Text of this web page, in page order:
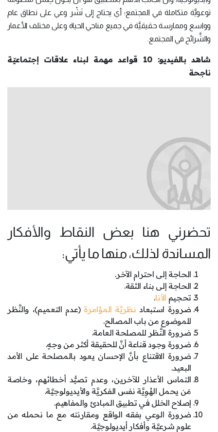
توعويَّة متكاملة في المجتمع؛ أي يحتاج إلى نَشْر وعي على نطاق عام
وواسع وممارسة حقيقيَّة في جميع مناحي الحياة وعلى مختلف الأعمار
والشَّرائح في المجتمع.
شاهد بالفيديو: 10 قواعد مهمة لبناء علاقات إجتماعيّة
ناجحة
تحضرني هنا بعض النقاط والأفكار
المساندة لذلك، منها ما يأتي:
الحاجة إلى احترام الآخر.
الحاجة إلى بناء الثقة.
تحجيم الأنا.
ضرورة استبعاد نظريَّة المؤامرة (عدم التعميم)، والنَّظر
للموضوع من باب المصالح.
ضرورة النَّظر للمصلحة العامة.
ضرورة وجود قناعة أنَّ للحقيقة أكثر من وجهٍ.
ضرورة الاقتناع بأنَّ الإحسان يعود بالمصلحة على الأمد
البعيد.
التماس الأعذار للآخرين، وعدم تصيُّد أخطائهم، وخاصة
مَن يحمل الهُوِيَّة نفس الفكريَّة والأيديولوجيَّة.
إصلاح الخلل في تطبيق المبادئ والمفاهيم.
ضرورة الوعي بفقه الواقع ومقارنته مع ما نحمله من
علوم شرعيَّة وأفكار أيديولوجيَّة.